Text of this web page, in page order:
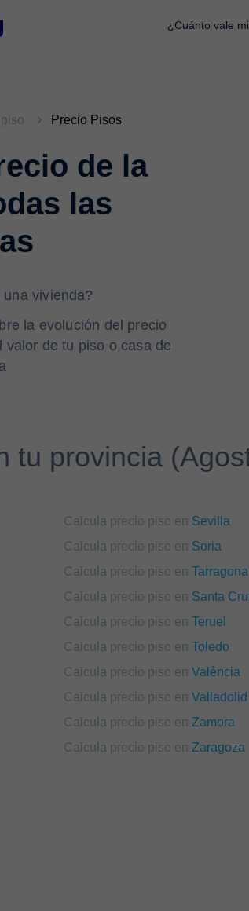
¿Cuánto vale
Precio Pisos
de la
las
vivienda?
la evolución del precio
de tu piso o casa de
tu provincia
Calcula precio piso en Sevilla
Calcula precio piso en Soria
Calcula precio piso en Tarragona
Calcula precio piso en Santa
Calcula precio piso en Teruel
Calcula precio piso en Toledo
Calcula precio piso en València
Calcula precio piso en Valladolid
Calcula precio piso en Zamora
Calcula precio piso en Zaragoza